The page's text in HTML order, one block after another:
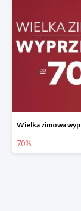
70%